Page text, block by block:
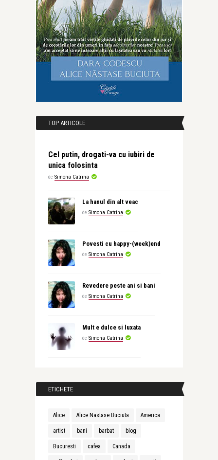
TOP ARTICOLE
Cel putin, drogati-va cu iubiri de
unica folosinta
de Simona Catrina
La hanul din alt veac
de Simona Catrina
Povesti cu happy-(week)end
de Simona Catrina
Revedere peste ani si bani
de Simona Catrina
Mult e dulce si luxata
de Simona Catrina
ETICHETE
Alice Alice Nastase Buciuta America
artist bani barbat blog
Bucuresti cafea Canada